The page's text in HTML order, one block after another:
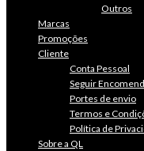
Outros
Marcas
Promoções
Cliente
Conta Pessoal
Seguir
Portes de envio
Termos e
Política de
Sobre a QL